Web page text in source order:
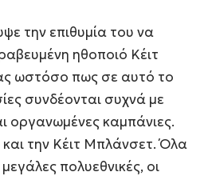
την επιθυμία του να
ηθοποιό Κέιτ
ωστόσο πως σε αυτό το
συνδέονται συχνά με
οργανωμένες καμπάνιες.
την Κέιτ Μπλάνσετ. Όλα
πολυεθνικές, οι